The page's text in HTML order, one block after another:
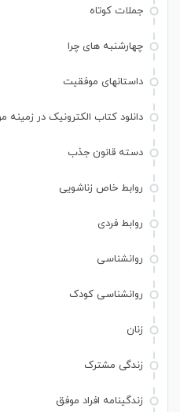
جملات کوتاه
چهارشنبه های چرا
داستانهای موفقیت
دانلود کتاب الکترونیک در زمینه
دسته قانون جذب
روابط خاص زناشویی
روابط فردی
روانشناسی
روانشناسی کودک
زنان
زندگی مشترک
زندگینامه افراد موفق